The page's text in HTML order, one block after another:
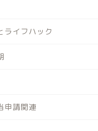
ライフハック
申請関連